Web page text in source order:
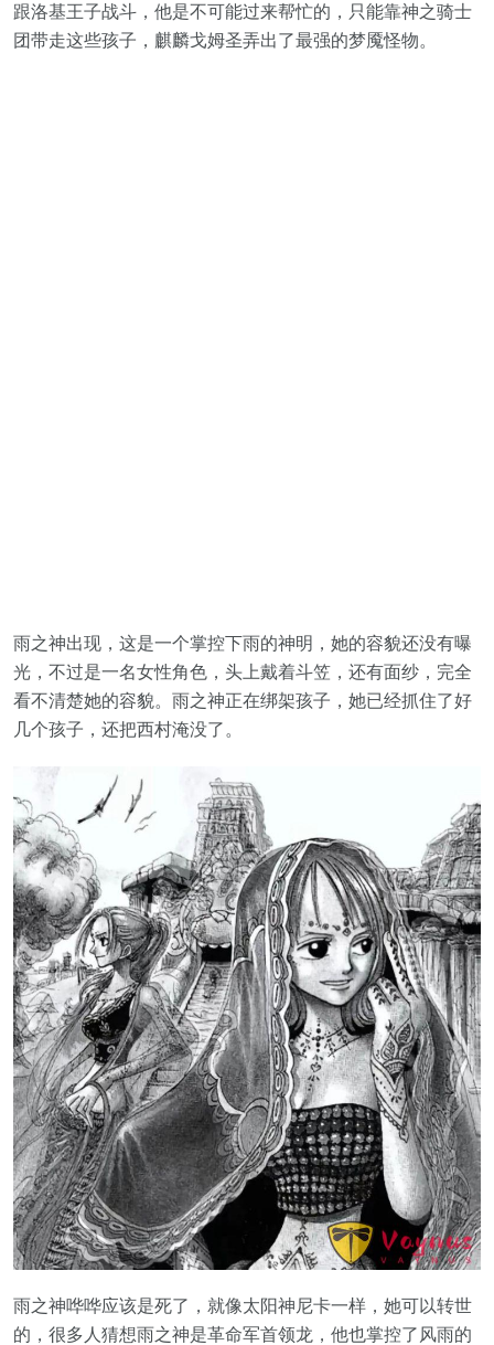
跟洛基王子战斗，他是不可能过来帮忙的，只能靠神之骑士
团带走这些孩子，麒麟戈姆圣弄出了最强的梦魇怪物。
雨之神出现，这是一个掌控下雨的神明，她的容貌还没有曝
光，不过是一名女性角色，头上戴着斗笠，还有面纱，完全
看不清楚她的容貌。雨之神正在绑架孩子，她已经抓住了好
几个孩子，还把西村淹没了。
雨之神哗哗应该是死了，就像太阳神尼卡一样，她可以转世
的，很多人猜想雨之神是革命军首领龙，他也掌控了风雨的